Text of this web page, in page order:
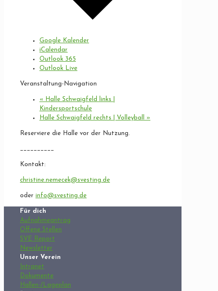
Google Kalender
iCalendar
Outlook 365
Outlook Live
Veranstaltung-Navigation
« Halle Schwaigfeld links |
Kindersportschule
Halle Schwaigfeld rechts | Volleyball »
Reserviere die Halle vor der Nutzung.
__________
Kontakt:
christine.nemecek@svesting.de
oder info@svesting.de
Für dich
Aufnahmeantrag
Offene Stellen
SVE Report
Newsletter
Unser Verein
Intranet
Dokumente
Hallen-/Lageplan